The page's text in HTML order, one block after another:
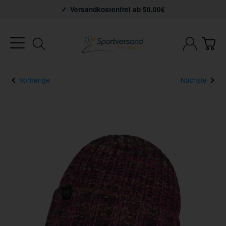
Versandkostenfrei ab 50,00€
Vorherige Nächste